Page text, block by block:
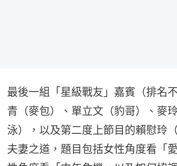
最後一組「星級戰友」嘉賓（排名
青（麥包）、單立文（豹哥）、麥
泳），以及第二度上節目的賴慰玲
夫妻之道，題目包括女性角度看「